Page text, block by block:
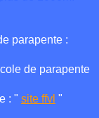
parapente :
de parapente
: " site ffvl "